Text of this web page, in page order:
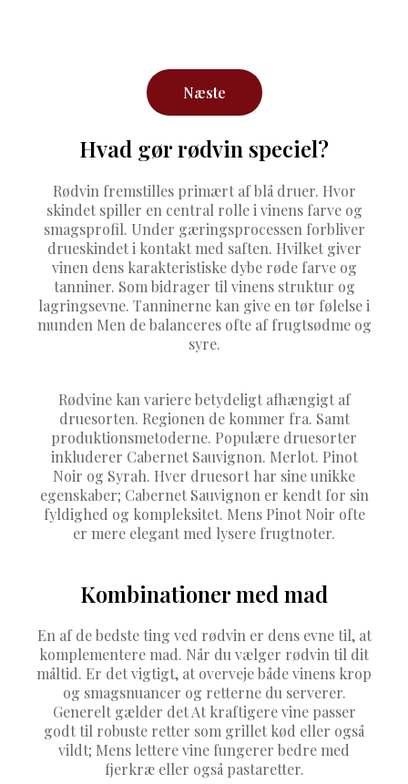
Næste
Hvad gør rødvin speciel?
Rødvin fremstilles primært af blå druer. Hvor
skindet spiller en central rolle i vinens farve og
smagsprofil. Under gæringsprocessen forbliver
drueskindet i kontakt med saften. Hvilket giver
vinen dens karakteristiske dybe røde farve og
tanniner. Som bidrager til vinens struktur og
lagringsevne. Tanninerne kan give en tør følelse i
munden Men de balanceres ofte af frugtsødme og
syre.
Rødvine kan variere betydeligt afhængigt af
druesorten. Regionen de kommer fra. Samt
produktionsmetoderne. Populære druesorter
inkluderer Cabernet Sauvignon. Merlot. Pinot
Noir og Syrah. Hver druesort har sine unikke
egenskaber; Cabernet Sauvignon er kendt for sin
fyldighed og kompleksitet. Mens Pinot Noir ofte
er mere elegant med lysere frugtnoter.
Kombinationer med mad
En af de bedste ting ved rødvin er dens evne til, at
komplementere mad. Når du vælger rødvin til dit
måltid. Er det vigtigt, at overveje både vinens krop
og smagsnuancer og retterne du serverer.
Generelt gælder det At kraftigere vine passer
godt til robuste retter som grillet kød eller også
vildt; Mens lettere vine fungerer bedre med
fjerkræ eller også pastaretter.